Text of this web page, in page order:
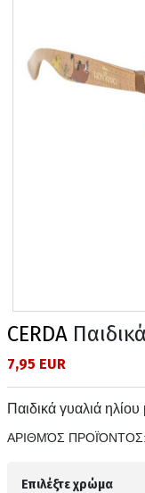
CERDA
7,95 EUR
Παιδικά γυαλιά
ΑΡΙΘΜΌΣ ΠΡΟΪΌΝΤΟΣ:
Επιλέξτε χρώμα